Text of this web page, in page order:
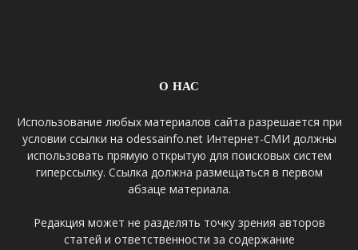
О НАС
Использование любых материалов сайта разрешается при
условии ссылки на odessainfo.net Интернет-СМИ должны
использовать прямую открытую для поисковых систем
гиперссылку. Ссылка должна размещаться в первом
абзаце материала.
Редакция может не разделять точку зрения авторов
статей и ответственности за содержание